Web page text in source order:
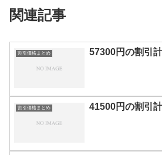
関連記事
割引価格まとめ 57300円の割引
割引価格まとめ 41500円の割引